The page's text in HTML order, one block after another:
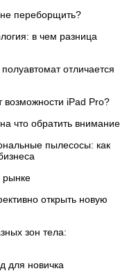
переборщить?
в чем разница
отличается
возможности iPad Pro?
что обратить внимание
пылесосы: как
рынке
открыть новую
зон тела:
для новичка